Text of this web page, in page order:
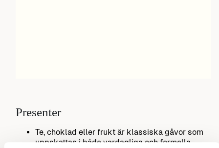
Presenter
Te, choklad eller frukt är klassiska gåvor som
uppskattas i både vardagliga och formella